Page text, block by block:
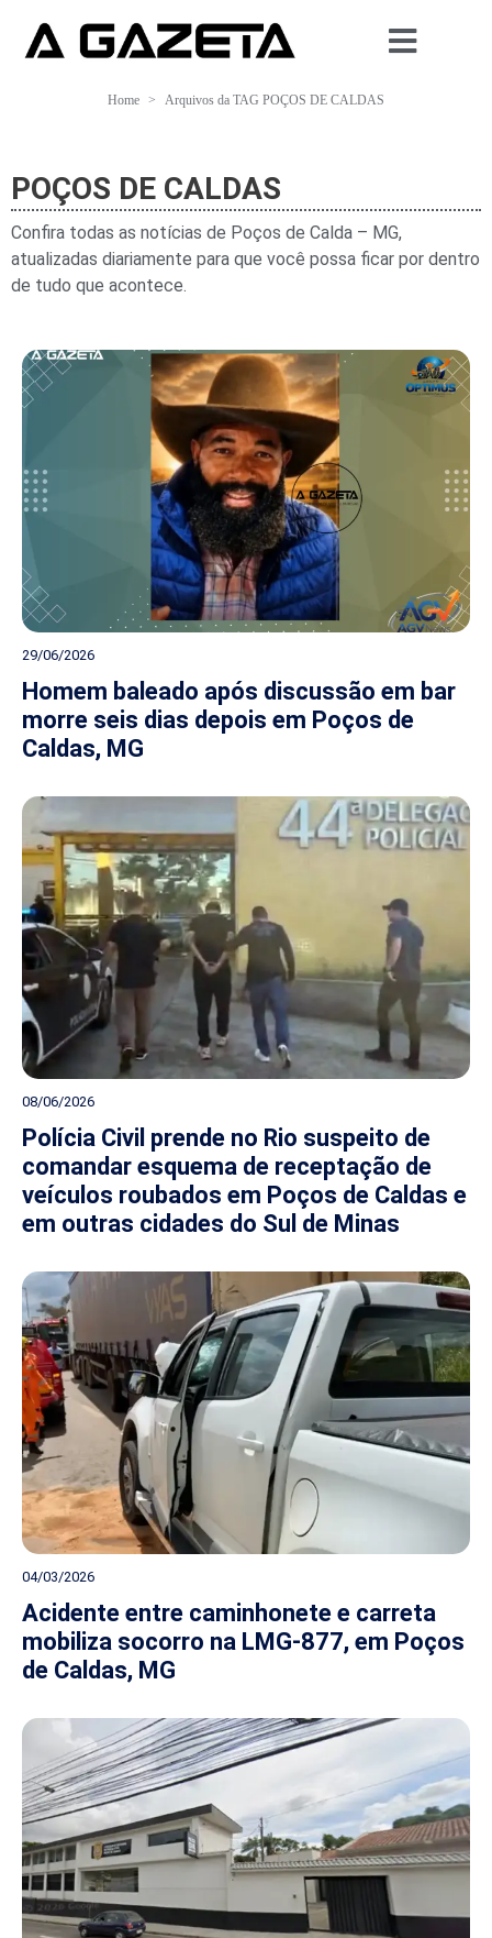
Home Arquivos da TAG POÇOS DE CALDAS
POÇOS DE CALDAS
Confira todas as notícias de Poços de Calda – MG,
atualizadas diariamente para que você possa ficar por dentro
de tudo que acontece.
29/06/2026
Homem baleado após discussão em bar
morre seis dias depois em Poços de
Caldas, MG
08/06/2026
Polícia Civil prende no Rio suspeito de
comandar esquema de receptação de
veículos roubados em Poços de Caldas e
em outras cidades do Sul de Minas
04/03/2026
Acidente entre caminhonete e carreta
mobiliza socorro na LMG-877, em Poços
de Caldas, MG